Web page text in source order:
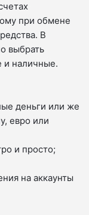
при обмене
В
выбрать
и наличные.
деньги или же
евро или
и просто;
на аккаунты